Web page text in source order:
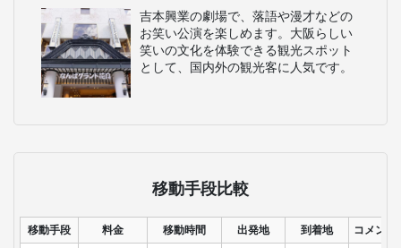
吉本興業の劇場で、落語や漫才などの
お笑い公演を楽しめます。大阪らしい
笑いの文化を体験できる観光スポット
として、国内外の観光客に人気です。
移動手段比較
移動手段 料金 移動時間 出発地 到着地 コメント